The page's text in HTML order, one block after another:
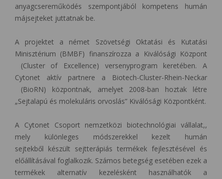
anyagcsereműködés szempontjából kompetens humán
májsejteket juttatnak be.
A projektet a német Szövetségi Oktatási és Kutatási
Minisztérium (BMBF) finanszírozza a Kiválósági Központ
(Cluster of Excellence) versenyprogram keretében. A
Cytonet aktív partnere a Biotech-Cluster-Rhein-Neckar
(BioRN) központnak, amelyet 2008-ban hoztak létre
„Sejtalapú és molekuláris orvoslás” Kiválósági Központként.
A Cytonet Csoport nemzetközi biotechnológiai vállalat,,
mely különleges módszerekkel kezelt humán
sejtekből készült sejtterápiás termékek fejlesztésével és
előállításával foglalkozik. Számos betegség esetében ezek a
termékek alternatív kezelésként használhatók a